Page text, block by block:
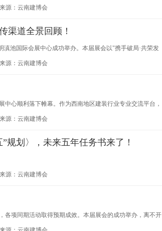
来源：云南建博会
渠道全景回顾！
滇池国际会展中心成功举办。本届展会以"携手破局·共荣发
业观众，一场西南建装盛会的传播叙事，就此展开。
来源：云南建博会
心顺利落下帷幕。作为西南地区建装行业专业交流平台，
效的现场对接，圆满完成本次行业交流盛会。
来源：云南建博会
规划〉，未来五年任务书来了！
来源：云南建博会
各项同期活动取得预期成效。本届展会的成功举办，离不开